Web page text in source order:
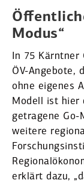
Modus“
In 75
ÖV-Angebote,
ohne eigenes
Modell ist hier
getragene Go-
weitere
erklärt dazu,